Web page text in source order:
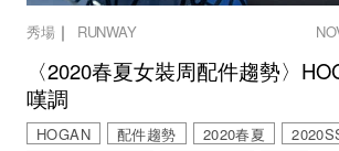
秀場 ｜ RUNWAY
〈2020春夏女裝周配件趨勢〉
嘆調
HOGAN 配件趨勢 2020春夏